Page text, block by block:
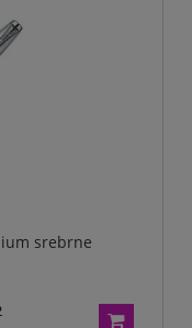
srebrne